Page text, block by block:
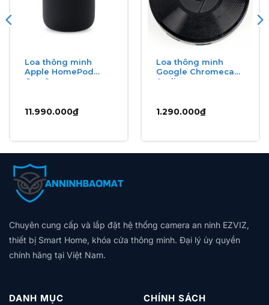
Loa thông minh
Apple HomePod
Gen 2
11.990.000₫
Loa thông minh
Google Chromecast
Audio
1.290.000₫
Chuyên cung cấp và lắp đặt hệ thống camera an ninh EZVIZ,
thiết bị Smart Home, khóa cửa thông minh. Đại lý ủy quyền
chính hãng tại Việt Nam.
DANH MỤC CHÍNH SÁCH